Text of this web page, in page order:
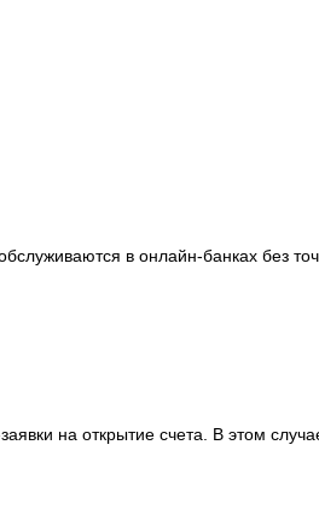
в онлайн-банках без
на открытие счета. В этом